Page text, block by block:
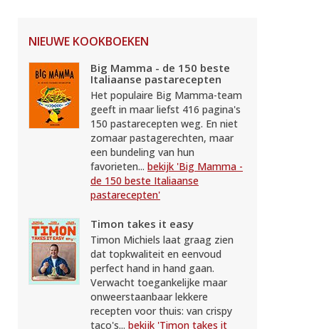
NIEUWE KOOKBOEKEN
Big Mamma - de 150 beste
Italiaanse pastarecepten
Het populaire Big Mamma-team
geeft in maar liefst 416 pagina's
150 pastarecepten weg. En niet
zomaar pastagerechten, maar
een bundeling van hun
favorieten... bekijk 'Big Mamma -
de 150 beste Italiaanse
pastarecepten'
Timon takes it easy
Timon Michiels laat graag zien
dat topkwaliteit en eenvoud
perfect hand in hand gaan.
Verwacht toegankelijke maar
onweerstaanbaar lekkere
recepten voor thuis: van crispy
taco's... bekijk 'Timon takes it